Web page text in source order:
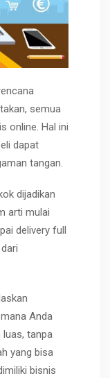
semua
online. Hal ini
dapat
tangan.
dijadikan
arti mulai
delivery full
Anda
luas, tanpa
yang bisa
bisnis